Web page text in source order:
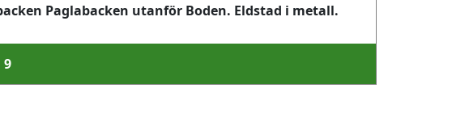
Paglabacken utanför Boden. Eldstad i metall.
9